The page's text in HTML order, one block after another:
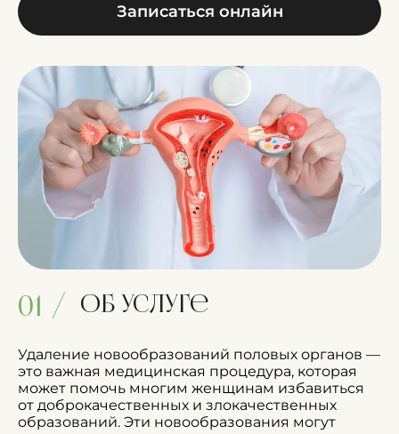
Записаться онлайн
01 / Об услуге
Удаление новообразований половых органов —
это важная медицинская процедура, которая
может помочь многим женщинам избавиться
от доброкачественных и злокачественных
образований. Эти новообразования могут